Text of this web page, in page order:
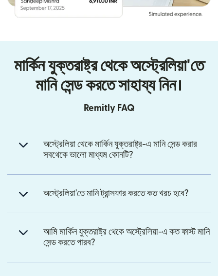
মার্কিন যুক্তরাষ্ট্র থেকে অস্ট্রেলিয়া'তে
মানি সেন্ড করতে সাহায্য নিন।
Remitly FAQ
অস্ট্রেলিয়া থেকে মার্কিন যুক্তরাষ্ট্র-এ মানি সেন্ড করার
সবথেকে ভালো মাধ্যম কোনটি?
অস্ট্রেলিয়া'তে মানি ট্রান্সফার করতে কত খরচ হবে?
আমি মার্কিন যুক্তরাষ্ট্র থেকে অস্ট্রেলিয়া-এ কত ফাস্ট মানি
সেন্ড করতে পারব?